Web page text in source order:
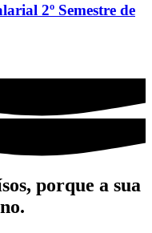
2º Semestre de
porque a sua